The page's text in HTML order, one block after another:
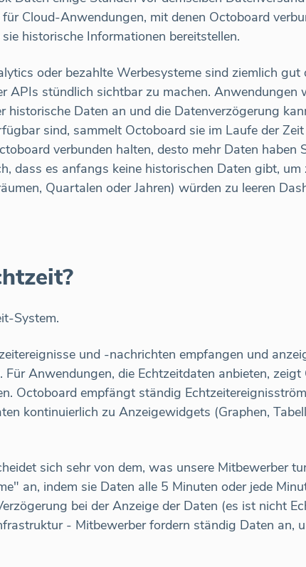
Cloud-Anwendungen, mit denen Octoboard
historische Informationen bereitstellen.
oder bezahlte Werbesysteme sind ziemlich
APIs stündlich sichtbar zu machen. Anwendungen
historische Daten an und die Datenverzögerung
sind, sammelt Octoboard sie im Laufe der
verbunden halten, desto mehr Daten haben
dass es anfangs keine historischen Daten gibt,
Quartalen oder Jahren) würden zu leeren
System.
und -nachrichten empfangen und
Anwendungen, die Echtzeitdaten anbieten,
Octoboard empfängt ständig
kontinuierlich zu Anzeigewidgets (Graphen,
sich sehr von dem, was unsere Mitbewerber
an, indem sie Daten alle 5 Minuten oder jede
bei der Anzeige der Daten (es ist nicht
- Mitbewerber fordern ständig Daten an,